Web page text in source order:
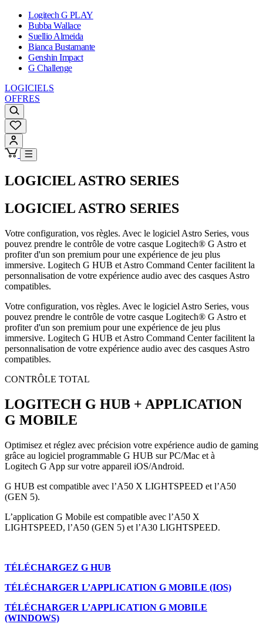
Logitech G PLAY
Bubba Wallace
Suellio Almeida
Bianca Bustamante
Genshin Impact
G Challenge
LOGICIELS
OFFRES
LOGICIEL ASTRO SERIES
LOGICIEL ASTRO SERIES
Votre configuration, vos règles. Avec le logiciel Astro Series, vous
pouvez prendre le contrôle de votre casque Logitech® G Astro et
profiter d'un son premium pour une expérience de jeu plus
immersive. Logitech G HUB et Astro Command Center facilitent la
personnalisation de votre expérience audio avec des casques Astro
compatibles.
Votre configuration, vos règles. Avec le logiciel Astro Series, vous
pouvez prendre le contrôle de votre casque Logitech® G Astro et
profiter d'un son premium pour une expérience de jeu plus
immersive. Logitech G HUB et Astro Command Center facilitent la
personnalisation de votre expérience audio avec des casques Astro
compatibles.
CONTRÔLE TOTAL
LOGITECH G HUB + APPLICATION
G MOBILE
Optimisez et réglez avec précision votre expérience audio de gaming
grâce au logiciel programmable G HUB sur PC/Mac et à
Logitech G App sur votre appareil iOS/Android.
G HUB est compatible avec l’A50 X LIGHTSPEED et l’A50
(GEN 5).
L’application G Mobile est compatible avec l’A50 X
LIGHTSPEED, l’A50 (GEN 5) et l’A30 LIGHTSPEED.
TÉLÉCHARGEZ G HUB
TÉLÉCHARGER L’APPLICATION G MOBILE (IOS)
TÉLÉCHARGER L’APPLICATION G MOBILE
(WINDOWS)